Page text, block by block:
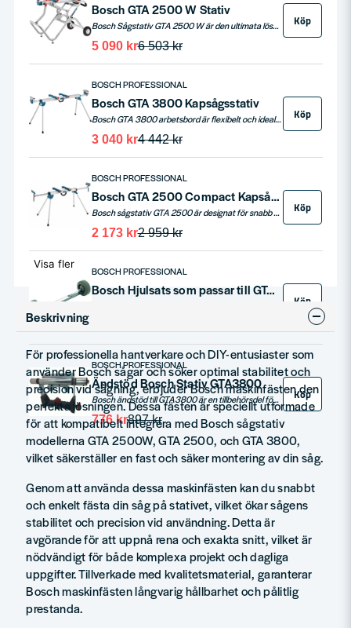
Bosch GTA 2500 W Stativ
Bosch Sågstativ GTA 2500 W är den ultimata lösningen för oinskränkt flexibilitet och robusthet. Detta sågstativ erbjuder ett nytt transportkoncept för stationära maskiner med dess robusta stålkonstruktion. Den står stadigt på alla underlag tack vare ställbara fötter. Levereras med maskinfäst-set och upplägg för arbetsstycke.
6 503 kr
5 090 kr
Köp
BOSCH PROFESSIONAL
Bosch GTA 3800 Kapsågsstativ
Bosch GTA 3800 arbetsbord är flexibelt och idealiskt för långa arbetsstycken. Det är lätt, transportvänligt, och har justerbara upplägg för precision. Perfekt för att hantera breda och långa arbetsstycken. Levereras med underskenor för enkel sågmontering.
4 442 kr
3 040 kr
Köp
BOSCH PROFESSIONAL
Bosch GTA 2500 Compact Kapsågsstativ
Bosch sågstativ GTA 2500 är designat för snabb och säker montering av kap- och geringssågar med säkerhetslås och enkel höjdjustering. Utrustat med gummifötter och höj- och sänkbara ben för stabilitet på ojämna ytor. Kompatibelt med de flesta Bosch Professional sågar och andra sågar på marknaden.
2 959 kr
2 173 kr
Köp
BOSCH PROFESSIONAL
Bosch Hjulsats som passar till GTA 3800
Köp
BOSCH PROFESSIONAL
Ändstöd Bosch Stativ GTA3800
Bosch ändstöd till GTA3800 är en tillbehörsdel för sågstativ som ger extra stabilitet vid kapning av långa arbetsstycken. Den har en justerbar höjd och passar till Bosch sågstativ med skjutstänger.
897 kr
776 kr
Köp
Visa fler
Beskrivning
För professionella hantverkare och DIY-entusiaster som
använder Bosch sågar och söker optimal stabilitet och
precision vid sågning, erbjuder Bosch maskinfästen den
perfekta lösningen. Dessa fästen är speciellt utformade
för att kompatibelt integrera med Bosch sågstativ
modellerna GTA 2500W, GTA 2500, och GTA 3800,
vilket säkerställer en fast och säker montering av din såg.
Genom att använda dessa maskinfästen kan du snabbt
och enkelt fästa din såg på stativet, vilket ökar sågens
stabilitet och precision vid användning. Detta är
avgörande för att uppnå rena och exakta snitt, vilket är
nödvändigt för både komplexa projekt och dagliga
uppgifter. Tillverkade med kvalitetsmaterial, garanterar
Bosch maskinfästen långvarig hållbarhet och pålitlig
prestanda.